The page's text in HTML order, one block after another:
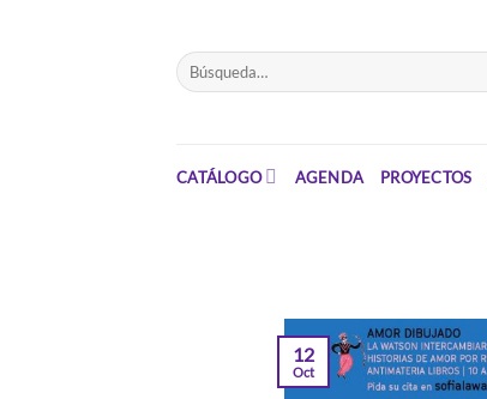
Buscar
por:
CATÁLOGO AGENDA PROYECTOS
12
Oct